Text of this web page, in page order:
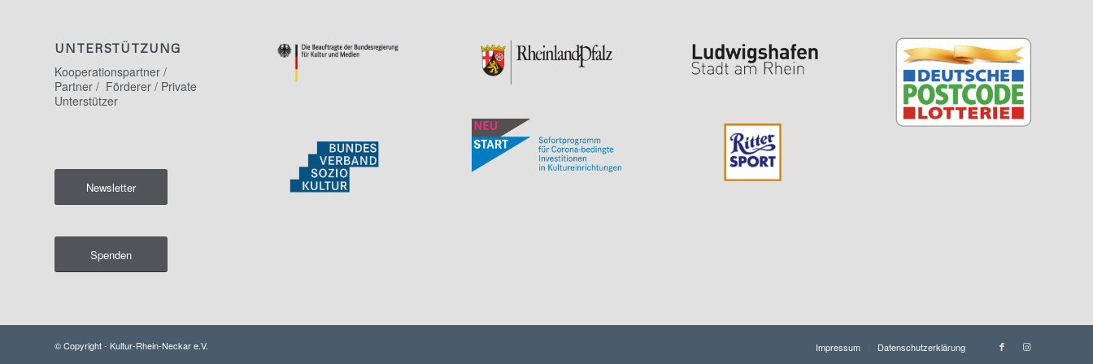
UNTERSTÜTZUNG
Kooperationspartner /
Partner / Förderer / Private
Unterstützer
Newsletter
Spenden
© Copyright - Kultur-Rhein-Neckar e.V. Impressum Datenschutzerklärung